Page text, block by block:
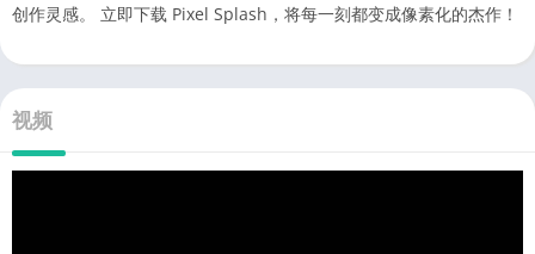
创作灵感。 立即下载 Pixel Splash，将每一刻都变成像素化的杰作！
视频